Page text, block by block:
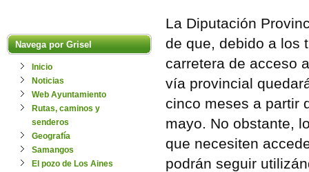
Navega por Grisel
Inicio
Noticias
Web Ayuntamiento
Rutas, caminos y
senderos
Geografía
Samangos
El pozo de Los Aines
La Diputación
de que, debido a los
carretera de acceso
vía provincial
cinco meses a partir
mayo. No obstante,
que necesiten
podrán seguir